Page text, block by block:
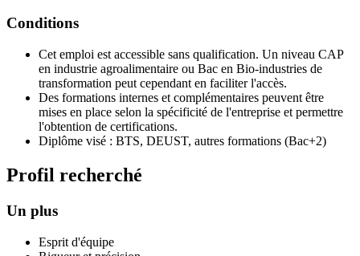
Conditions
Cet emploi est accessible sans qualification. Un niveau CAP
en industrie agroalimentaire ou Bac en Bio-industries de
transformation peut cependant en faciliter l'accès.
Des formations internes et complémentaires peuvent être
mises en place selon la spécificité de l'entreprise et permettre
l'obtention de certifications.
Diplôme visé : BTS, DEUST, autres formations (Bac+2)
Profil recherché
Un plus
Esprit d'équipe